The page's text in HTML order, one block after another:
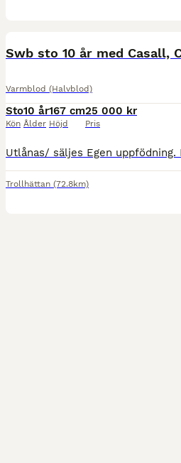
Varmblod (Halvblod)
Sto
Kön
10 år
Ålder
167 cm
Höjd
25 000 kr
Pris
Trollhättan (72.8km)